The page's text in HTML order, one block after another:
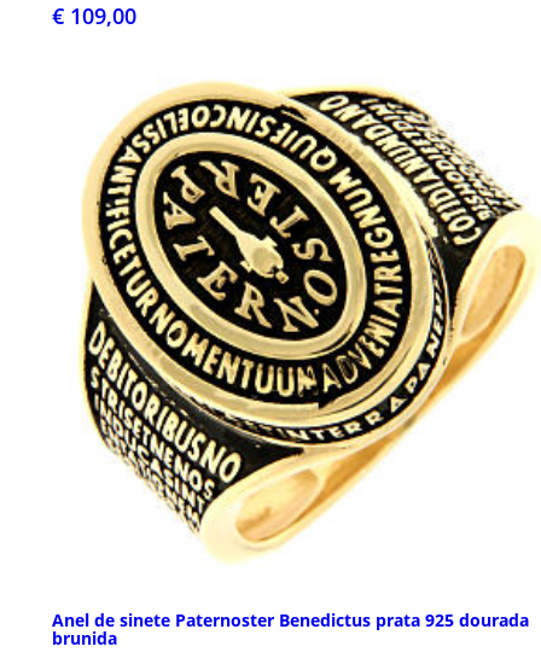
€ 109,00
Anel de sinete Paternoster Benedictus prata 925 dourada
brunida